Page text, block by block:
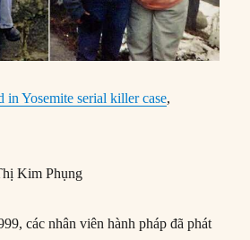
in Yosemite serial killer case,
Kim Phụng
các nhân viên hành pháp đã phát